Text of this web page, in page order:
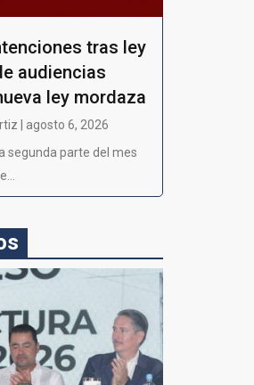
tras ley
audiencias
ley mordaza
| agosto 6, 2026
segunda parte del mes